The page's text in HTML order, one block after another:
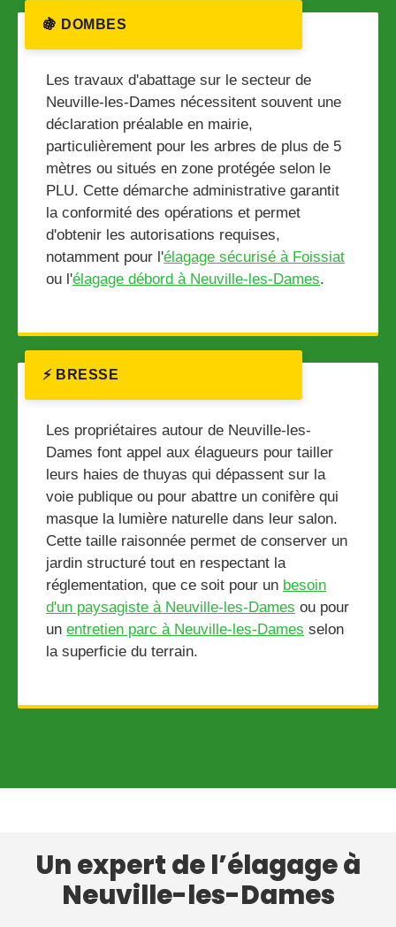
🍇 DOMBES
Les travaux d'abattage sur le secteur de
Neuville-les-Dames nécessitent souvent une
déclaration préalable en mairie,
particulièrement pour les arbres de plus de 5
mètres ou situés en zone protégée selon le
PLU. Cette démarche administrative garantit
la conformité des opérations et permet
d'obtenir les autorisations requises,
notamment pour l'élagage sécurisé à Foissiat
ou l'élagage débord à Neuville-les-Dames.
⚡ BRESSE
Les propriétaires autour de Neuville-les-
Dames font appel aux élagueurs pour tailler
leurs haies de thuyas qui dépassent sur la
voie publique ou pour abattre un conifère qui
masque la lumière naturelle dans leur salon.
Cette taille raisonnée permet de conserver un
jardin structuré tout en respectant la
réglementation, que ce soit pour un besoin
d'un paysagiste à Neuville-les-Dames ou pour
un entretien parc à Neuville-les-Dames selon
la superficie du terrain.
Un expert de l’élagage à
Neuville-les-Dames